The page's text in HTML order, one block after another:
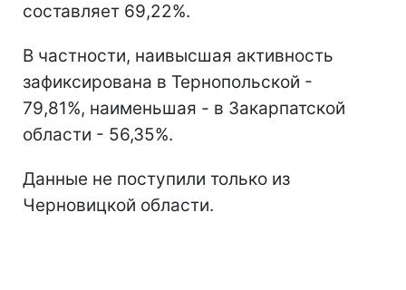
составляет 69,22%.
В частности, наивысшая активность
зафиксирована в Тернопольской -
79,81%, наименьшая - в Закарпатской
области - 56,35%.
Данные не поступили только из
Черновицкой области.